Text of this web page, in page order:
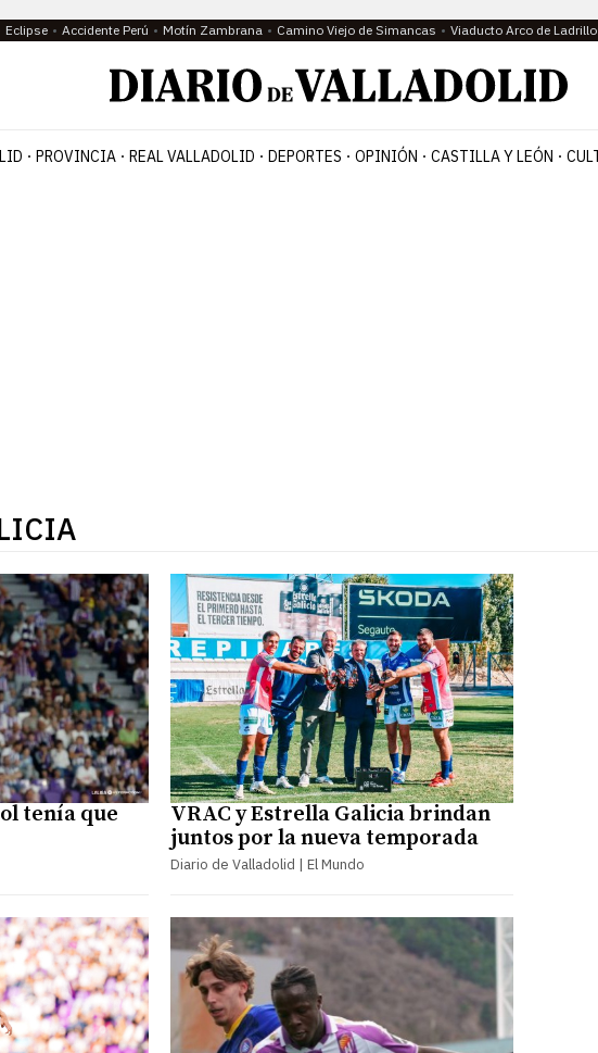
Eclipse Accidente Perú Motín Zambrana Camino Viejo de Simancas Viaducto Arco de Ladrillo
PROVINCIA REAL VALLADOLID DEPORTES OPINIÓN CASTILLA Y LEÓN
tenía que
VRAC y Estrella Galicia brindan
juntos por la nueva temporada
Diario de Valladolid | El Mundo